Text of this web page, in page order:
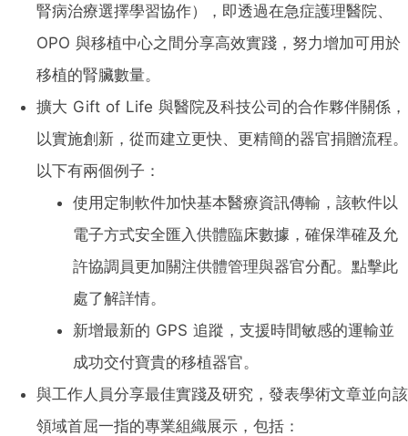
腎病治療選擇學習協作），即透過在急症護理醫院、
OPO 與移植中心之間分享高效實踐，努力增加可用於
移植的腎臟數量。
擴大 Gift of Life 與醫院及科技公司的合作夥伴關係，
以實施創新，從而建立更快、更精簡的器官捐贈流程。
以下有兩個例子：
使用定制軟件加快基本醫療資訊傳輸，該軟件以
電子方式安全匯入供體臨床數據，確保準確及允
許協調員更加關注供體管理與器官分配。點擊此
處了解詳情。
新增最新的 GPS 追蹤，支援時間敏感的運輸並
成功交付寶貴的移植器官。
與工作人員分享最佳實踐及研究，發表學術文章並向該
領域首屈一指的專業組織展示，包括：